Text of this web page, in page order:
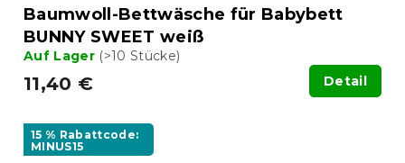
Baumwoll-Bettwäsche für Babybett
BUNNY SWEET weiß
Auf Lager (>10 Stücke)
11,40 € Detail
15 % Rabattcode:
MINUS15